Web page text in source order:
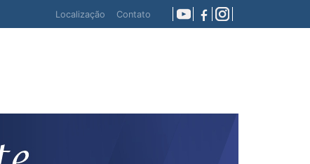
Livros: Para adquirir nossos livros, entre em
Localização Contato